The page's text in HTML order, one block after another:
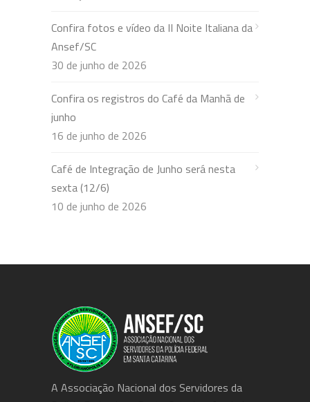
Confira fotos e vídeo da II Noite Italiana da
Ansef/SC
30 de junho de 2026
Confira os registros do Café da Manhã de
junho
16 de junho de 2026
Café de Integração de Junho será nesta
sexta (12/6)
10 de junho de 2026
A Associação Nacional dos Servidores da